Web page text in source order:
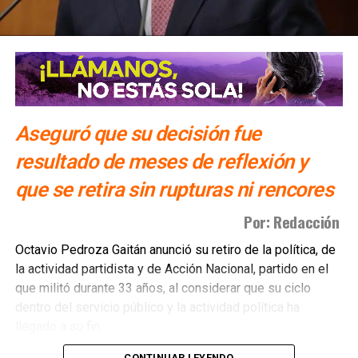
los invita a denunciar
NO TE PIERDAS
Gallardo trabaja en reestructurar el 10% del
presupuesto 2020 en México
Aseguró que su decisión fue
resultado de meses de reflexión y
que se retira sin rupturas ni rencores
Por: Redacción
Octavio Pedroza Gaitán anunció su retiro de la política, de
la actividad partidista y de Acción Nacional, partido en el
que militó durante 33 años, al considerar que su ciclo
dentro del servicio público y la actividad política ha